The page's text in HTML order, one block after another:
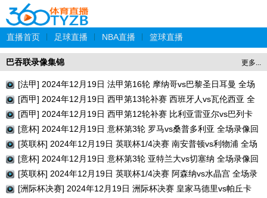
直播首页 足球直播 NBA直播 篮球直播
更多...
巴吞联录像集锦
[法甲] 2024年12月19日 法甲第16轮 摩纳哥vs巴黎圣日耳曼 全场
录像回放
[西甲] 2024年12月19日 西甲第13轮补赛 西班牙人vs瓦伦西亚 全
场录像回放
[西甲] 2024年12月19日 西甲第12轮补赛 比利亚雷亚尔vs巴列卡
诺 全场录像回放
[意杯] 2024年12月19日 意杯第3轮 罗马vs桑普多利亚 全场录像回
放
[英联杯] 2024年12月19日 英联杯1/4决赛 南安普顿vs利物浦 全场
录像回放
[意杯] 2024年12月19日 意杯第3轮 亚特兰大vs切塞纳 全场录像回
放
[英联杯] 2024年12月19日 英联杯1/4决赛 阿森纳vs水晶宫 全场录
像回放
[洲际杯决赛] 2024年12月19日 洲际杯决赛 皇家马德里vs帕丘卡